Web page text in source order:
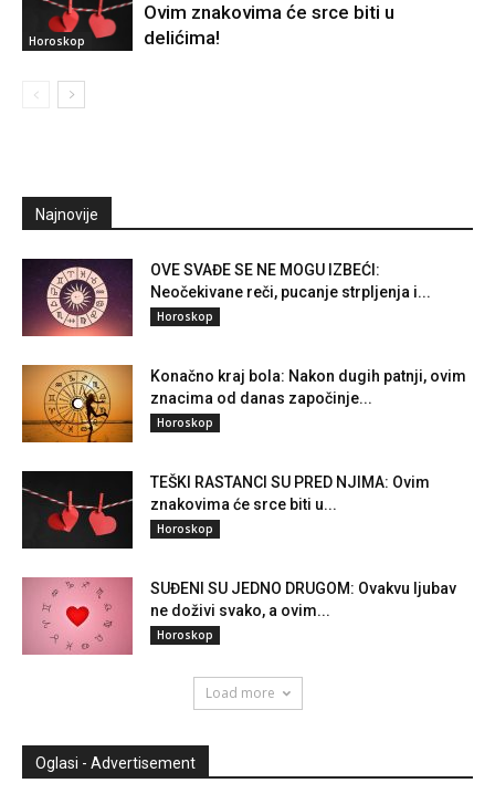
Horoskop
Ovim znakovima će srce biti u
delićima!
Najnovije
OVE SVAĐE SE NE MOGU IZBEĆI:
Neočekivane reči, pucanje strpljenja i...
Horoskop
Konačno kraj bola: Nakon dugih patnji, ovim
znacima od danas započinje...
Horoskop
TEŠKI RASTANCI SU PRED NJIMA: Ovim
znakovima će srce biti u...
Horoskop
SUĐENI SU JEDNO DRUGOM: Ovakvu ljubav
ne doživi svako, a ovim...
Horoskop
Load more
Oglasi - Advertisement